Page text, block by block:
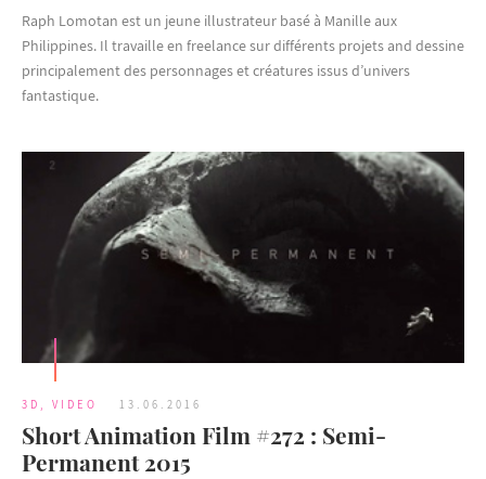
Raph Lomotan est un jeune illustrateur basé à Manille aux
Philippines. Il travaille en freelance sur différents projets and dessine
principalement des personnages et créatures issus d’univers
fantastique.
3D , VIDEO 13.06.2016
Short Animation Film #272 : Semi-
Permanent 2015